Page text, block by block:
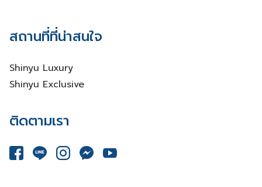
สถานที่ที่น่าสนใจ
Shinyu Luxury
Shinyu Exclusive
ติดตามเรา